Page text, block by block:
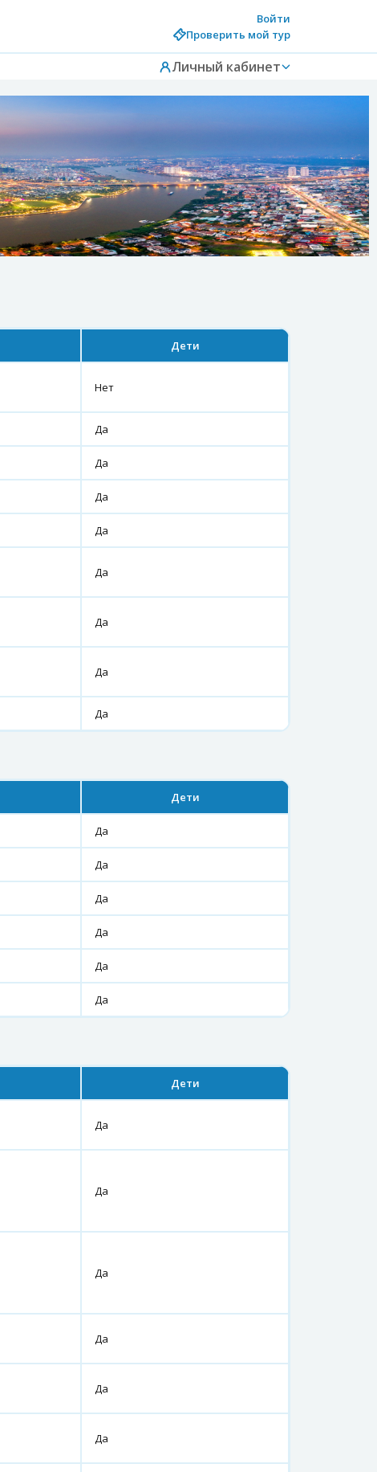
Войти
Проверить мой тур
Личный кабинет
Дети
Нет
Да
Да
Да
Да
Да
Да
Да
Да
Дети
Да
Да
Да
Да
Да
Да
Дети
Да
Да
Да
Да
Да
Да